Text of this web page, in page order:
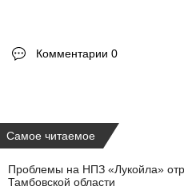
Комментарии 0
Самое читаемое
Проблемы на НПЗ «Лукойла»
Тамбовской области